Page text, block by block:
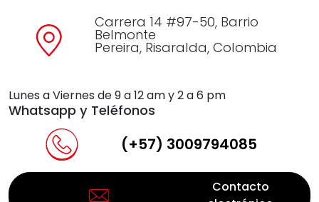
Carrera 14 #97-50, Barrio
Belmonte
Pereira, Risaralda, Colombia
Lunes a Viernes de 9 a 12 am y 2 a 6 pm
Whatsapp y Teléfonos
(+57) 3009794085
Contacto